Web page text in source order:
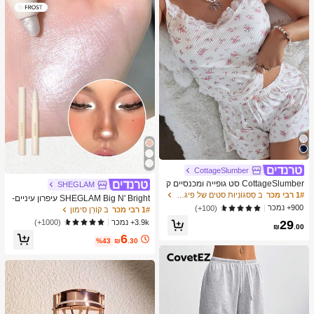
CottageSlumber
CottageSlumber סט גופייה ומכנסיים ק
צרים סרוגים עם שוליים נצנצים וקונטרס
ט תחרה
1# רבי מכר
900+ נמכר
(100+)
₪29.00
SHEGLAM
SHEGLAM Big N' Bright עיפרון עיניים-
Frost מותג יופי קוסמטיקה איפור לנשים ו
לנערות
1# רבי מכר
ב קוֹרֵן סימון
3.9k+ נמכר
(1000+)
₪6.30
%43